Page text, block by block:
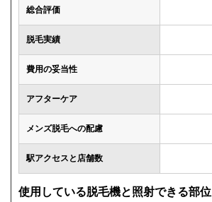
総合評価
脱毛実績
費用の妥当性
アフターケア
メンズ脱毛への配慮
駅アクセスと店舗数
使用している脱毛機と照射できる部位